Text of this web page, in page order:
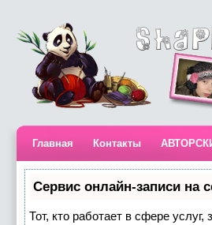
Главная Контакты
Сервис онлайн-записи на
Тот, кто работает в сфере